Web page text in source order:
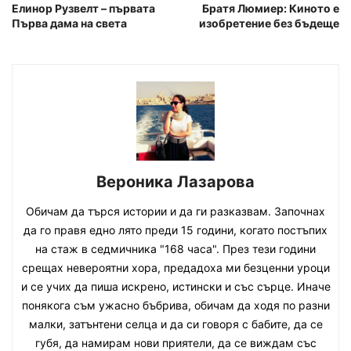
Елинор Рузвелт – първата
Първа дама на света
Братя Люмиер: Киното е
изобретение без бъдеще
Вероника Лазарова
Обичам да търся истории и да ги разказвам. Започнах
да го правя едно лято преди 15 години, когато постъпих
на стаж в седмичника "168 часа". През тези години
срещах невероятни хора, предадоха ми безценни уроци
и се учих да пиша искрено, истински и със сърце. Иначе
понякога съм ужасно бъбрива, обичам да ходя по разни
малки, затънтени селца и да си говоря с бабите, да се
губя, да намирам нови приятели, да се виждам със